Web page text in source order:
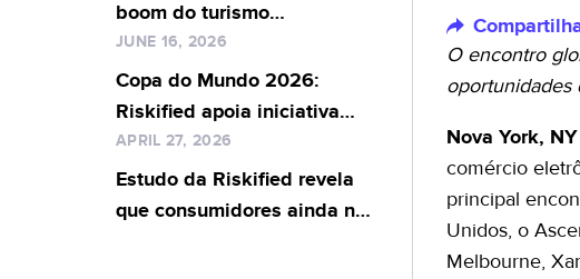
boom do turismo
impulsionado por IA,
segurança complexa e medo
de golpes ameaçam
conversão de merchants no
Brasil
JUNE 16, 2026
Copa do Mundo 2026:
Riskified apoia iniciativa
global para proteger
viajantes contra fraudes em
passagens aéreas
APRIL 27, 2026
Estudo da Riskified revela
que consumidores ainda não
O encontro
oportunidades
Nova York,
comércio
principal
Unidos, o
Melbourne,